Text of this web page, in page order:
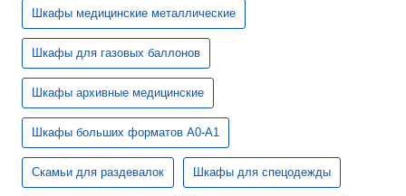
Шкафы медицинские металлические
Шкафы для газовых баллонов
Шкафы архивные медицинские
Шкафы больших форматов А0-А1
Скамьи для раздевалок Шкафы для спецодежды